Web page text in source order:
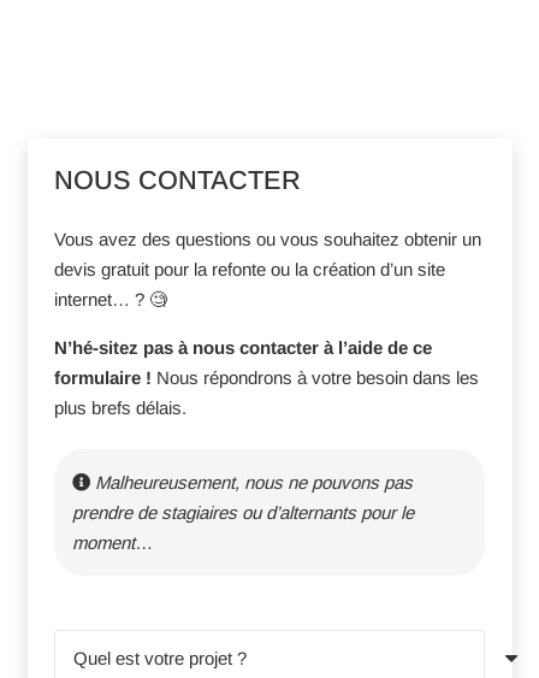
NOUS CONTACTER
Vous avez des questions ou vous souhaitez obtenir un
devis gratuit pour la refonte ou la création d’un site
internet… ? 🧐
N’hé-sitez pas à nous contacter à l’aide de ce
formulaire ! Nous répondrons à votre besoin dans les
plus brefs délais.
Malheureusement, nous ne pouvons pas
prendre de stagiaires ou d’alternants pour le
moment…